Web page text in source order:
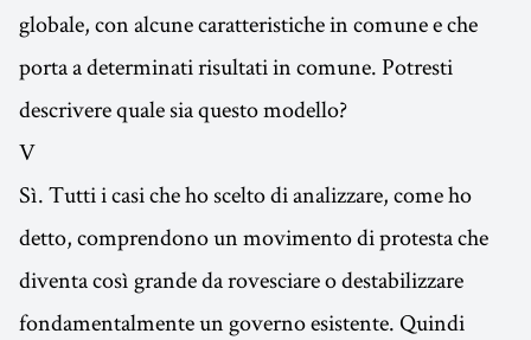
globale, con alcune caratteristiche in comune e che
porta a determinati risultati in comune. Potresti
descrivere quale sia questo modello?
V
Sì. Tutti i casi che ho scelto di analizzare, come ho
detto, comprendono un movimento di protesta che
diventa così grande da rovesciare o destabilizzare
fondamentalmente un governo esistente. Quindi